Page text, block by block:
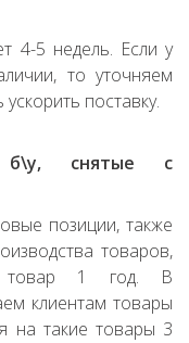
4-5 недель. Если у
то уточняем
поставку.
б\у, снятые с
позиции, также
товаров,
товар 1 год. В
клиентам товары
на такие товары 3